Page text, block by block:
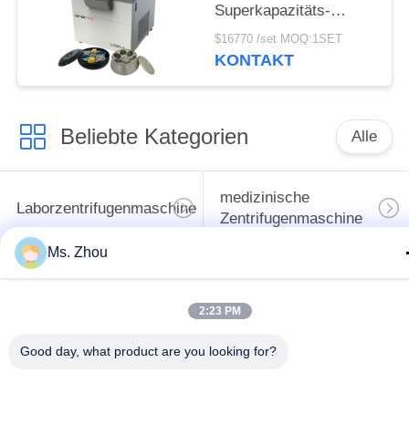
Superkapazitäts-
Zentrifuge der
Blutbank-Zentrifugen-
$16770 /set MOQ:1SET
KONTAKT
Beliebte Kategorien Alle
Laborzentrifugenmaschine
medizinische
Zentrifugenmaschine
PRP PRF-Zentrifuge
Bluttrennungszentrifuge Blutbank-Zentrifuge
Ms. Zhou
2:23 PM
Good day, what product are you looking for?